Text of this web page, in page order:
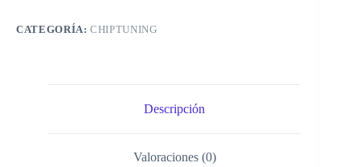
CATEGORÍA:CHIPTUNING
Descripción
Valoraciones (0)